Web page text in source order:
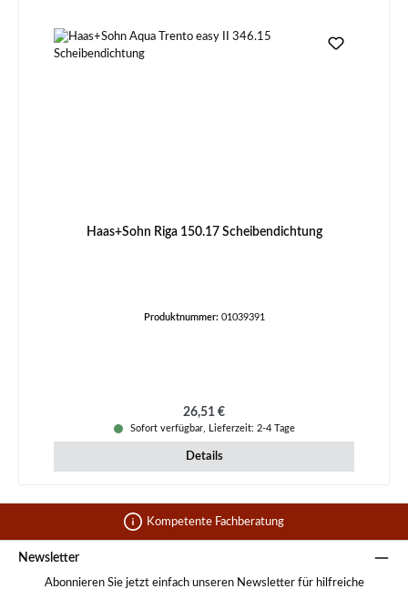
Haas+Sohn Riga 150.17 Scheibendichtung
Produktnummer: 01039391
Regulärer Preis:
26,51 €
Sofort verfügbar, Lieferzeit: 2-4 Tage
Details
Kompetente Fachberatung
Newsletter
Abonnieren Sie jetzt einfach unseren Newsletter für hilfreiche